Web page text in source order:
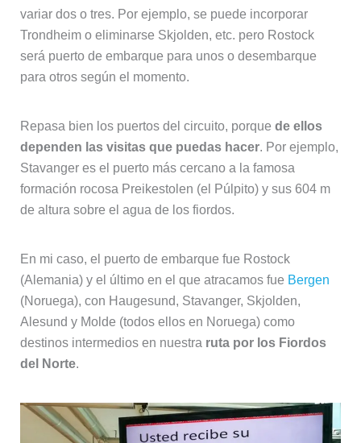
variar dos o tres. Por ejemplo, se puede incorporar
Trondheim o eliminarse Skjolden, etc. pero Rostock
será puerto de embarque para unos o desembarque
para otros según el momento.
Repasa bien los puertos del circuito, porque de ellos
dependen las visitas que puedas hacer. Por ejemplo,
Stavanger es el puerto más cercano a la famosa
formación rocosa Preikestolen (el Púlpito) y sus 604 m
de altura sobre el agua de los fiordos.
En mi caso, el puerto de embarque fue Rostock
(Alemania) y el último en el que atracamos fue Bergen
(Noruega), con Haugesund, Stavanger, Skjolden,
Alesund y Molde (todos ellos en Noruega) como
destinos intermedios en nuestra ruta por los Fiordos
del Norte.